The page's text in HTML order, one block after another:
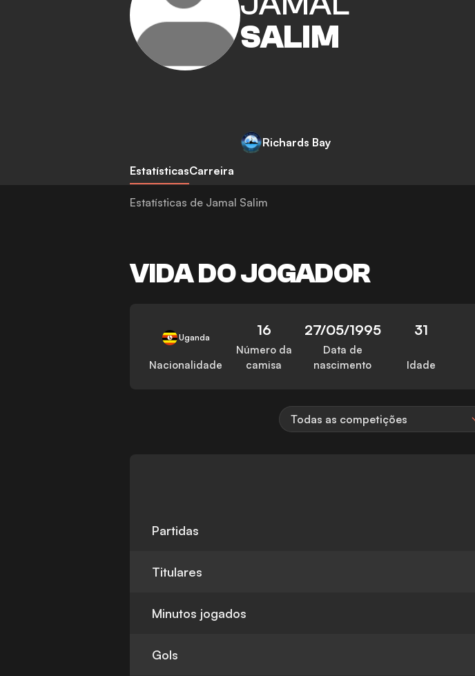
SALIM
Richards Bay
EstatísticasCarreira
Estatísticas de Jamal Salim
VIDA DO JOGADOR
Uganda
Nacionalidade
16
Número da
camisa
27/05/1995
Data de
nascimento
31
Idade
Todas as competições
Partidas
Titulares
Minutos jogados
Gols